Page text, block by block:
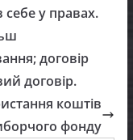
у правах.
договір
договір.
коштів
фонду